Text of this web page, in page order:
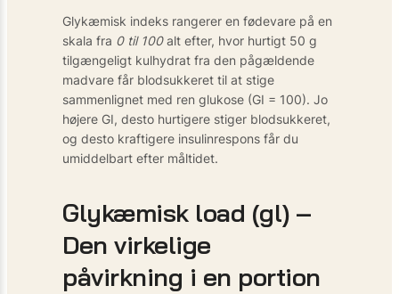
Glykæmisk indeks rangerer en fødevare på en
skala fra 0 til 100alt efter, hvor hurtigt 50 g
tilgængeligt kulhydrat fra den pågældende
madvare får blodsukkeret til at stige
sammenlignet med ren glukose (GI = 100). Jo
højere GI, desto hurtigere stiger blodsukkeret,
og desto kraftigere insulinrespons får du
umiddelbart efter måltidet.
Glykæmisk load (gl) –
Den virkelige
påvirkning i en portion